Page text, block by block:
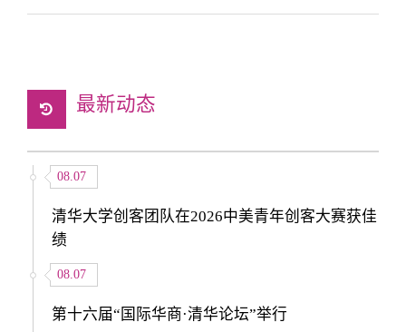
最新动态
08.07
清华大学创客团队在2026中美青年创客大赛获佳
绩
08.07
第十六届“国际华商·清华论坛”举行